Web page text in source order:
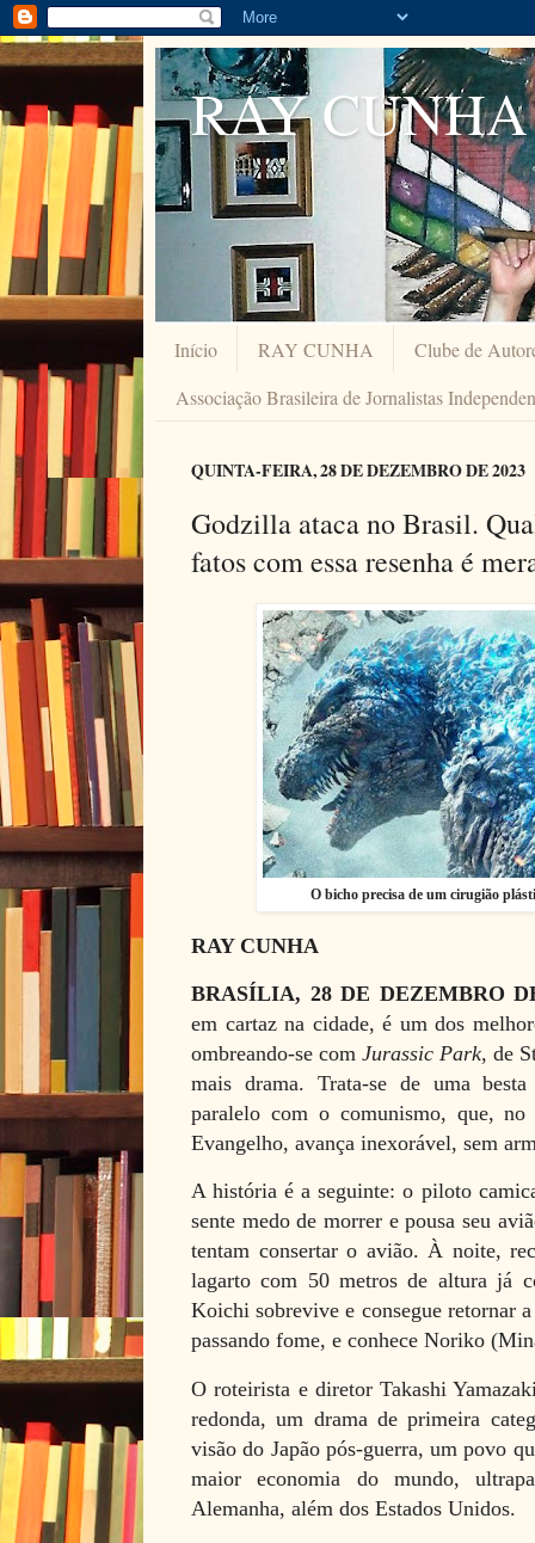
RAY CUNHA
Início RAY CUNHA
Clube de
Associação Brasileira de Jornalistas
QUINTA-FEIRA, 28 DE DEZEMBRO DE 2023
Godzilla ataca no Brasil.
fatos com essa resenha é
O bicho precisa de um cirugião
RAY CUNHA
BRASÍLIA, 28 DE DEZEMBRO
em cartaz na cidade, é um dos
ombreando-se com Jurassic Park, de
mais drama. Trata-se de uma
paralelo com o comunismo, que,
Evangelho, avança inexorável, sem
A história é a seguinte: o piloto
sente medo de morrer e pousa seu
tentam consertar o avião. À noite,
lagarto com 50 metros de altura já
Koichi sobrevive e consegue retornar
passando fome, e conhece Noriko
O roteirista e diretor Takashi
redonda, um drama de primeira
visão do Japão pós-guerra, um povo
maior economia do mundo,
Alemanha, além dos Estados Unidos.